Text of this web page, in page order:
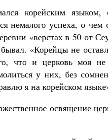
корейским языком,
немалого успеха, о
«верстах в 50 от
бывал. «Корейцы не
что и церковь моя
у них, без
я на корейском
освящение